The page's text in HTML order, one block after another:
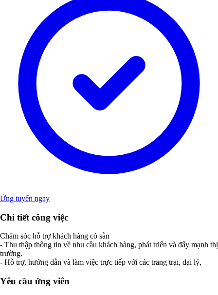
Ứng tuyển ngay
Chi tiết công việc
Chăm sóc hỗ trợ khách hàng có sẵn
- Thu thập thông tin về nhu cầu khách hàng, phát triển và đẩy mạnh thị
trường.
- Hỗ trợ, hướng dẫn và làm việc trực tiếp với các trang trại, đại lý,
Yêu cầu ứng viên